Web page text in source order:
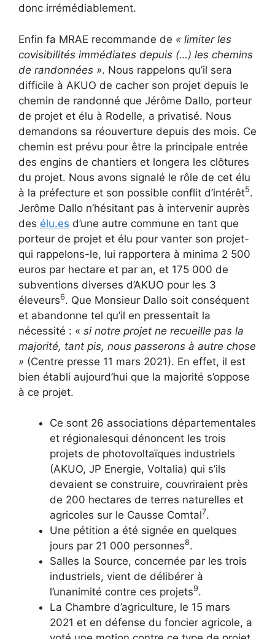
donc irrémédiablement.
Enfin fa MRAE recommande de « limiter les
covisibilités immédiates depuis (…) les chemins
de randonnées ». Nous rappelons qu’il sera
difficile à AKUO de cacher son projet depuis le
chemin de randonné que Jérôme Dallo, porteur
de projet et élu à Rodelle, a privatisé. Nous
demandons sa réouverture depuis des mois. Ce
chemin est prévu pour être la principale entrée
des engins de chantiers et longera les clôtures
du projet. Nous avons signalé le rôle de cet élu
à la préfecture et son possible conflit d’intérêt5.
Jerôme Dallo n’hésitant pas à intervenir auprès
des élu.es d’une autre commune en tant que
porteur de projet et élu pour vanter son projet-
qui rappelons-le, lui rapportera à minima 2 500
euros par hectare et par an, et 175 000 de
subventions diverses d’AKUO pour les 3
éleveurs6. Que Monsieur Dallo soit conséquent
et abandonne tel qu’il en pressentait la
nécessité : « si notre projet ne recueille pas la
majorité, tant pis, nous passerons à autre chose
» (Centre presse 11 mars 2021). En effet, il est
bien établi aujourd’hui que la majorité s’oppose
à ce projet.
Ce sont 26 associations départementales
et régionalesqui dénoncent les trois
projets de photovoltaïques industriels
(AKUO, JP Energie, Voltalia) qui s’ils
devaient se construire, couvriraient près
de 200 hectares de terres naturelles et
agricoles sur le Causse Comtal7.
Une pétition a été signée en quelques
jours par 21 000 personnes8.
Salles la Source, concernée par les trois
industriels, vient de délibérer à
l’unanimité contre ces projets9.
La Chambre d’agriculture, le 15 mars
2021 et en défense du foncier agricole, a